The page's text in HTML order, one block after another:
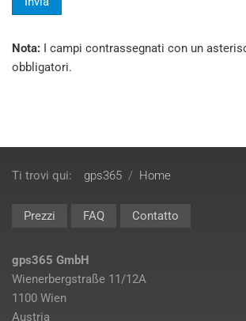
Nota: I campi contrassegnati con un
obbligatori.
Ti trovi qui: gps365 / Home
Prezzi FAQ Contatto
gps365 GmbH
Wienerbergstraße 11/12A
1100 Wien
Austria